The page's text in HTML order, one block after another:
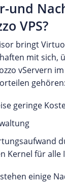
und
VPS?
bringt
mit sich,
vServern
gehören:
geringe
Kernel für alle
einige